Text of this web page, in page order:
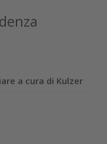
a cura di Kulzer